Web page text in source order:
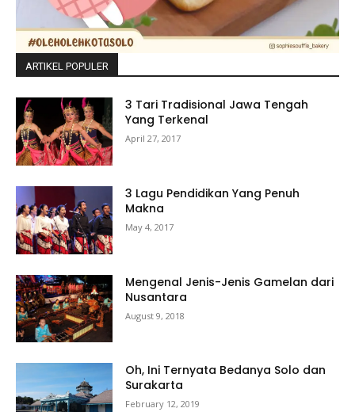
ARTIKEL POPULER
3 Tari Tradisional Jawa Tengah
Yang Terkenal
April 27, 2017
3 Lagu Pendidikan Yang Penuh
Makna
May 4, 2017
Mengenal Jenis-Jenis Gamelan dari
Nusantara
August 9, 2018
Oh, Ini Ternyata Bedanya Solo dan
Surakarta
February 12, 2019